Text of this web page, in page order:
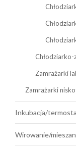
Zamrażarki
Zamrażarki
Inkubacja/
Wirowanie/